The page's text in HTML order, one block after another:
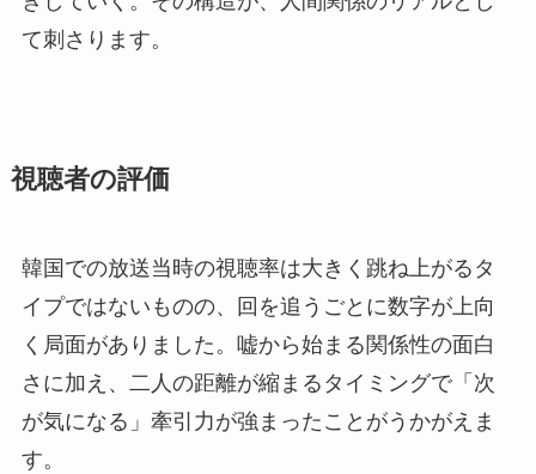
て刺さります。
視聴者の評価
韓国での放送当時の視聴率は大きく跳ね上がるタ
イプではないものの、回を追うごとに数字が上向
く局面がありました。嘘から始まる関係性の面白
さに加え、二人の距離が縮まるタイミングで「次
が気になる」牽引力が強まったことがうかがえま
す。